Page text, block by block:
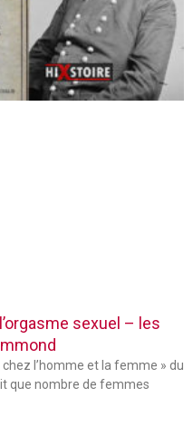
sexuel – les
l’homme et la femme » du
que nombre de femmes